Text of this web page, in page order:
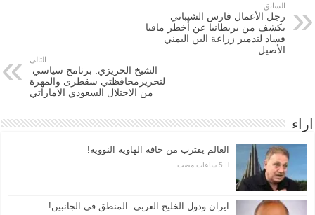
السابق
رجل الأعمال فارس الشيباني
يكشف من بريطانيا عن أخطر مافيا
فساد لتدمير زراعة البن اليمني
الأصيل
التالي
الشيخ الحريزي: برنامج سياسي
لتحريرمحافظتي سقطرى والمهرة
من الاحتلال السعودي الاماراتي
اراء
العالم يقترب من حافة الهاوية النووية!
ايران ودول الخليج العربى..المنطق في الجانبين!